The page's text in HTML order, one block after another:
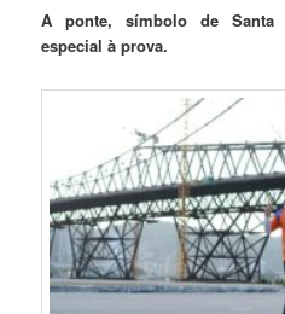
A ponte, símbolo de Santa
especial à prova.